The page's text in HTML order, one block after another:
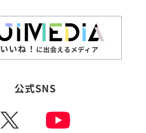
いいね！ に出会えるメディア
公式SNS
X